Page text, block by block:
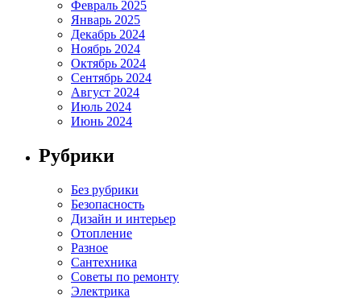
Февраль 2025
Январь 2025
Декабрь 2024
Ноябрь 2024
Октябрь 2024
Сентябрь 2024
Август 2024
Июль 2024
Июнь 2024
Рубрики
Без рубрики
Безопасность
Дизайн и интерьер
Отопление
Разное
Сантехника
Советы по ремонту
Электрика